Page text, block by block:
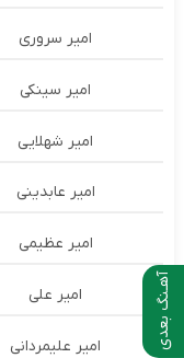
آهـنگ بعدی
امیر سروری
امیر سینکی
امیر شهلایی
امیر عابدینی
امیر عظیمی
امیر علی
امیر علیمردانی